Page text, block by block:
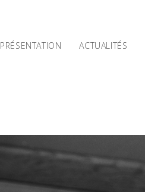
PRÉSENTATION ACTUALITÉS